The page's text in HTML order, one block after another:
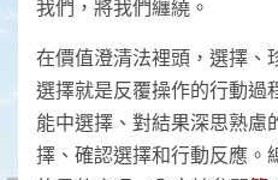
我們，將我們纏繞。
在價值澄清法裡頭，選擇、
選擇就是反覆操作的行動過
能中選擇、對結果深思熟慮
擇、確認選擇和行動反應。